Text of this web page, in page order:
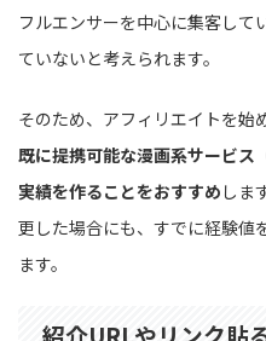
フルエンサーを中心に集客して
ていないと考えられます。
そのため、アフィリエイトを始
既に提携可能な漫画系サービス
実績を作ることをおすすめ しま
更した場合にも、すでに経験値
ます。
紹介URLやリンク貼